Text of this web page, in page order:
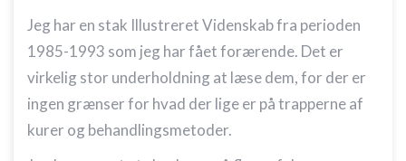
Jeg har en stak Illustreret Videnskab fra perioden
1985-1993 som jeg har fået forærende. Det er
virkelig stor underholdning at læse dem, for der er
ingen grænser for hvad der lige er på trapperne af
kurer og behandlingsmetoder.